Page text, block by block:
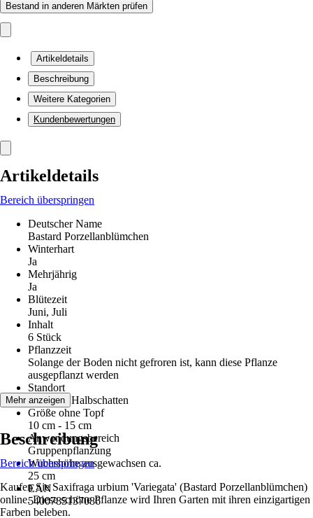
Bestand in anderen Märkten prüfen
Artikeldetails
Beschreibung
Weitere Kategorien
Kundenbewertungen
Artikeldetails
Bereich überspringen
Deutscher Name
Bastard Porzellanblümchen
Winterhart
Ja
Mehrjährig
Ja
Blütezeit
Juni, Juli
Inhalt
6 Stück
Pflanzzeit
Solange der Boden nicht gefroren ist, kann diese Pflanze
ausgepflanzt werden
Standort
Schatten, Halbschatten
Größe ohne Topf
10 cm - 15 cm
Anwendungsbereich
Gruppenpflanzung
Wuchshöhe ausgewachsen ca.
25 cm
EAN
5400785137086
Mehr anzeigen
Beschreibung
Bereich überspringen
Kaufen Sie Saxifraga urbium 'Variegata' (Bastard Porzellanblümchen)
online. Diese schöne Pflanze wird Ihren Garten mit ihren einzigartigen
Farben beleben.